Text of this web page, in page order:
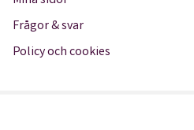
Frågor & svar
Policy och cookies